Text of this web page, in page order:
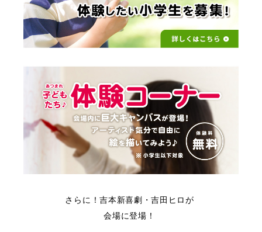
さらに！吉本新喜劇・吉田ヒロが
会場に登場！